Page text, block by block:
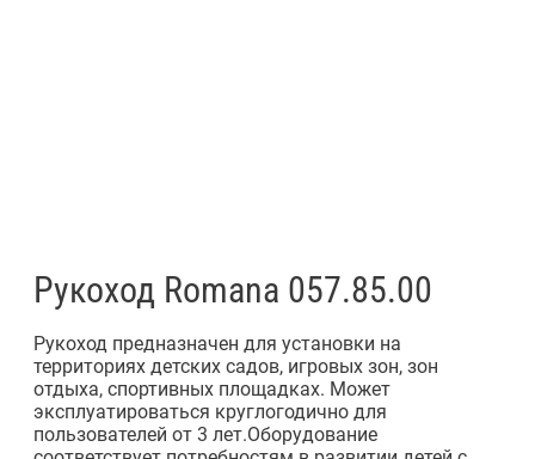
Рукоход Romana 057.85.00
Рукоход предназначен для установки на
территориях детских садов, игровых зон, зон
отдыха, спортивных площадках. Может
эксплуатироваться круглогодично для
пользователей от 3 лет.Оборудование